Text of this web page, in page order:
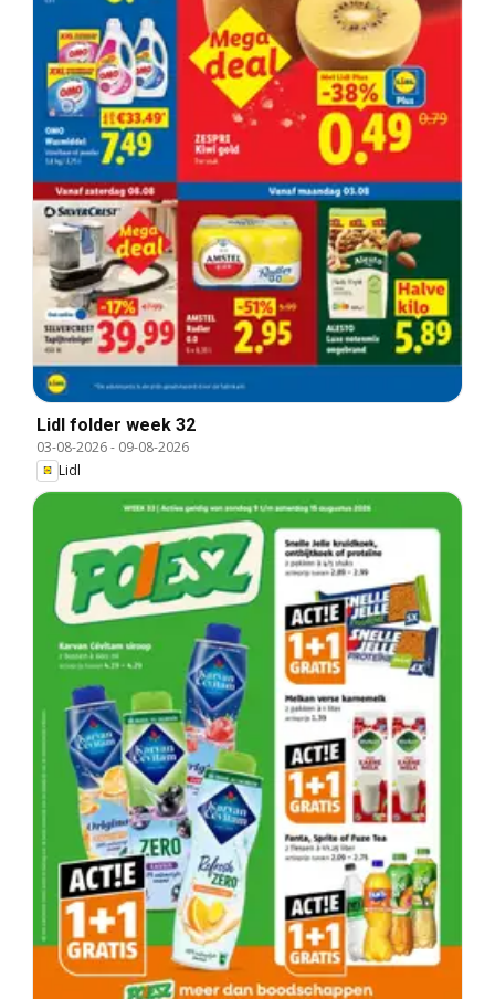
Lidl folder week 32
03-08-2026- 09-08-2026
Lidl